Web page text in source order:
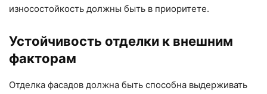
износостойкость должны быть в приоритете.
Устойчивость отделки к внешним
факторам
Отделка фасадов должна быть способна выдерживать